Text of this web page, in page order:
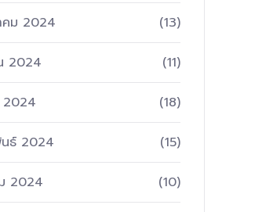
ม 2024 (13)
2024 (11)
2024 (18)
ธ์ 2024 (15)
2024 (10)